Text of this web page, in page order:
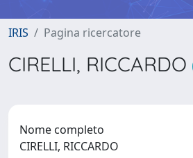
IRIS Pagina ricercatore
CIRELLI, RICCARDO
Nome completo
CIRELLI, RICCARDO